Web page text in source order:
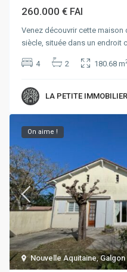
260.000 € FAI
Venez découvrir cette maison
siècle, située dans un endroit c
4 2 180.68 m
LA PETITE
Nouvelle Aquitaine,Galgon
On aime !